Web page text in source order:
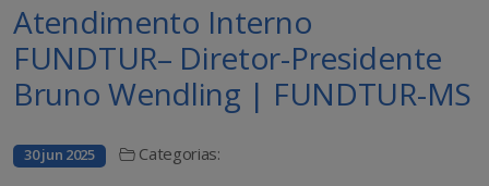
Atendimento Interno
FUNDTUR– Diretor-Presidente
Bruno Wendling | FUNDTUR-MS
30 jun 2025 Categorias: